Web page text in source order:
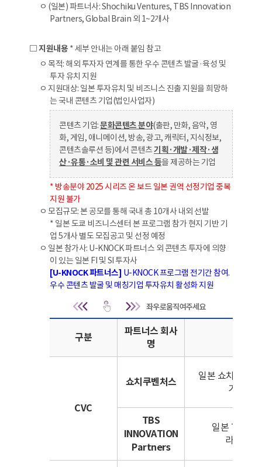
ㅇ (일본) 파트너사: Shochiku Ventures, TBS Innovation
Partners, Global Brain 외 1~2개사
□ 지원내용 * 세부 안내는 아래 붙임 참고
ㅇ 목적: 해외 투자자 연계를 통한 우수 콘텐츠 발굴·육성 및
투자 유치 지원
ㅇ 지원대상: 일본 투자유치 및 비즈니스 진출 지원을 희망하
는 국내 콘텐츠 기업(법인사업자)
콘텐츠 기업:문화콘텐츠 분야(출판, 만화, 음악, 영
화, 게임, 애니메이션, 방송, 광고, 캐릭터, 지식정보,
콘텐츠솔루션 등)에서 콘텐츠기획·개발·제작·생
산·유통·소비 및 관련 서비스 등을 제공하는 기업
* 방송분야 2025 시리즈 온 보드 일본 권역 선정기업 중복
지원 불가
ㅇ 모집규모: 본 공모를 통해 국내 총 10개사 내외 선발
* 일본 도쿄 비즈니스센터 본 프로그램 참가 현지 기반 기
업 5개사 별도 모집공고 및 선정 예정
ㅇ 일본 참가사: U-KNOCK 파트너스 외 콘텐츠 투자에 의향
이 있는 일본 FI 및 SI 투자사
[U-KNOCK 파트너스] U-KNOCK 프로그램 전기간 참여.
우수 콘텐츠 발굴 및 매칭기업 투자유치 활성화 지원
지원내용 | 구분, 파트너스 회사
구분
파트너스 회사
명
CVC
쇼치쿠벤처스
일본 쇼치쿠 벤
기술, 및
TBS
INNOVATION
Partners
일본 TBS의
라이프스